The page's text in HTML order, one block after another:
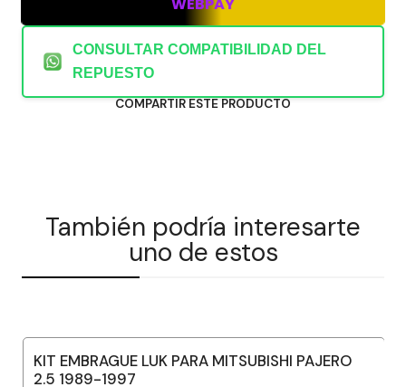
WEBPAY
CONSULTAR COMPATIBILIDAD DEL
REPUESTO
COMPARTIR ESTE PRODUCTO
También podría interesarte
uno de estos
KIT EMBRAGUE LUK PARA MITSUBISHI PAJERO
2.5 1989-1997